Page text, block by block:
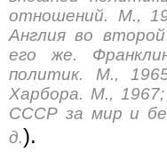
отношений. М.,
Англия во
его же.
политик. М.,
Харбора. М.,
СССР за мир и
д.).